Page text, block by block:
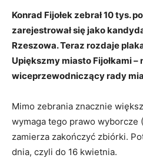
Konrad Fijołek zebrał 10 tys.
zarejestrował się jako
Rzeszowa. Teraz rozdaje
Upiększmy miasto Fijołkami –
wiceprzewodniczący rady
Mimo zebrania znacznie
wymaga tego prawo wyborcze
zamierza zakończyć zbiórki.
dnia, czyli do 16 kwietnia.